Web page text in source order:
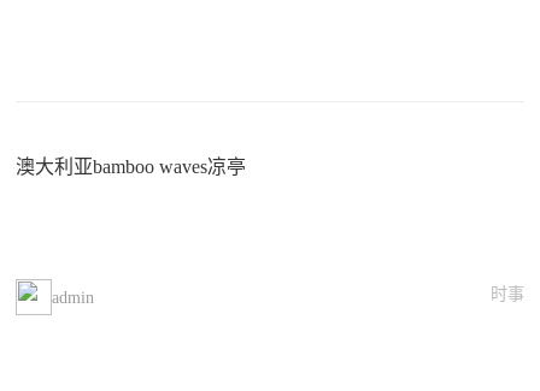
澳大利亚bamboo waves凉亭
admin 时事